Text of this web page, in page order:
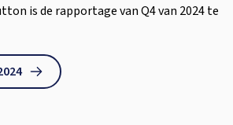
is de rapportage van Q4 van 2024 te